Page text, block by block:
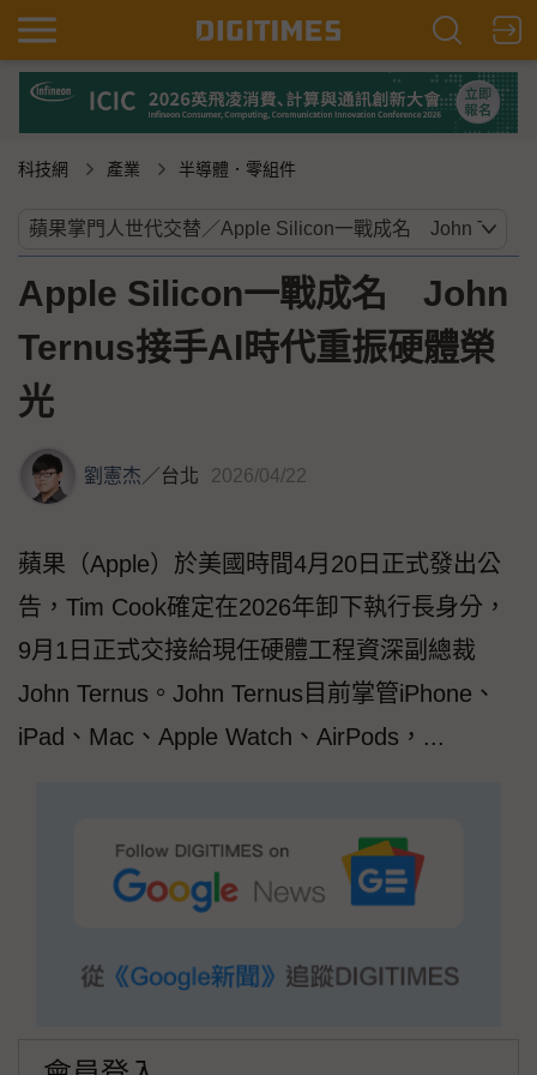
科技網 產業 半導體．零組件
Apple Silicon一戰成名 John
Ternus接手AI時代重振硬體榮
光
劉憲杰／台北 2026/04/22
蘋果（Apple）於美國時間4月20日正式發出公
告，Tim Cook確定在2026年卸下執行長身分，
9月1日正式交接給現任硬體工程資深副總裁
John Ternus。John Ternus目前掌管iPhone、
iPad、Mac、Apple Watch、AirPods，...